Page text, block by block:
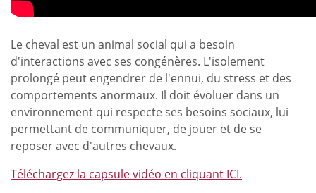
Le cheval est un animal social qui a besoin
d'interactions avec ses congénères. L'isolement
prolongé peut engendrer de l'ennui, du stress et des
comportements anormaux. Il doit évoluer dans un
environnement qui respecte ses besoins sociaux, lui
permettant de communiquer, de jouer et de se
reposer avec d'autres chevaux.
Téléchargez la capsule vidéo en cliquant ICI.